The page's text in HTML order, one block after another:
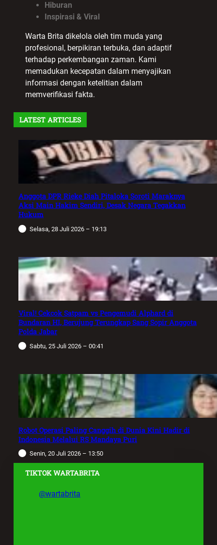
Hiburan
Inspirasi & Viral
Warta Brita dikelola oleh tim muda yang
profesional, berpikiran terbuka, dan adaptif
terhadap perkembangan zaman. Kami
memadukan kecepatan dalam menyajikan
informasi dengan ketelitian dalam
memverifikasi fakta.
LATEST ARTICLES
Anggota DPR Rieke Diah Pitaloka Soroti Maraknya
Aksi Main Hakim Sendiri, Desak Negara Tegakkan
Hukum
Selasa, 28 Juli 2026 – 19:13
Viral! Cekcok Satpam vs Pengemudi Alphard di
Bundaran HI, Berujung Terungkap Sang Sopir Anggota
Polda Jabar
Sabtu, 25 Juli 2026 – 00:41
Robot Operasi Paling Canggih di Dunia Kini Hadir di
Indonesia Melalui RS Mandaya Puri
Senin, 20 Juli 2026 – 13:50
TIKTOK WARTABRITA
@wartabrita